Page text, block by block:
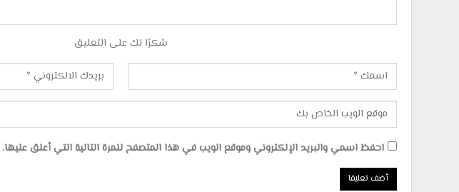
شكرًا لك على التعليق
احفظ اسمي والبريد الإلكتروني وموقع الويب في هذا المتصفح للمرة التالية التي أعلق عليها.